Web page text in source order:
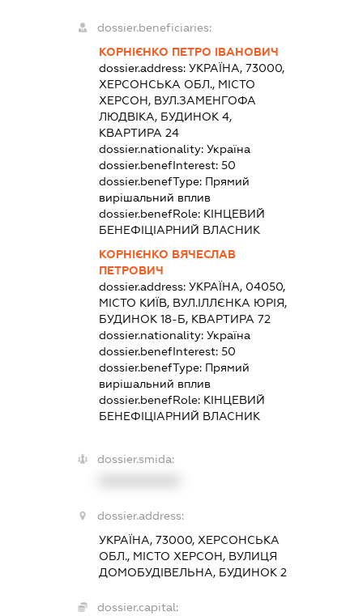
dossier.beneficiaries:
КОРНІЄНКО ПЕТРО ІВАНОВИЧ
dossier.address: УКРАЇНА, 73000,
ХЕРСОНСЬКА ОБЛ., МІСТО
ХЕРСОН, ВУЛ.ЗАМЕНГОФА
ЛЮДВІКА, БУДИНОК 4,
КВАРТИРА 24
dossier.nationality: Україна
dossier.benefInterest: 50
dossier.benefType: Прямий
вирішальний вплив
dossier.benefRole: КІНЦЕВИЙ
БЕНЕФІЦІАРНИЙ ВЛАСНИК
КОРНІЄНКО ВЯЧЕСЛАВ
ПЕТРОВИЧ
dossier.address: УКРАЇНА, 04050,
МІСТО КИЇВ, ВУЛ.ІЛЛЄНКА ЮРІЯ,
БУДИНОК 18-Б, КВАРТИРА 72
dossier.nationality: Україна
dossier.benefInterest: 50
dossier.benefType: Прямий
вирішальний вплив
dossier.benefRole: КІНЦЕВИЙ
БЕНЕФІЦІАРНИЙ ВЛАСНИК
dossier.smida:
dossier.address:
УКРАЇНА, 73000, ХЕРСОНСЬКА
ОБЛ., МІСТО ХЕРСОН, ВУЛИЦЯ
ДОМОБУДІВЕЛЬНА, БУДИНОК 2
dossier.capital: